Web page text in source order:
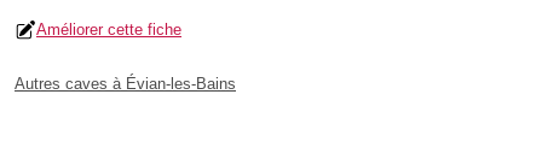
Améliorer cette fiche
Autres caves à Évian-les-Bains